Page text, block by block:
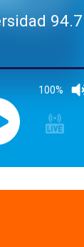
94.7
100%